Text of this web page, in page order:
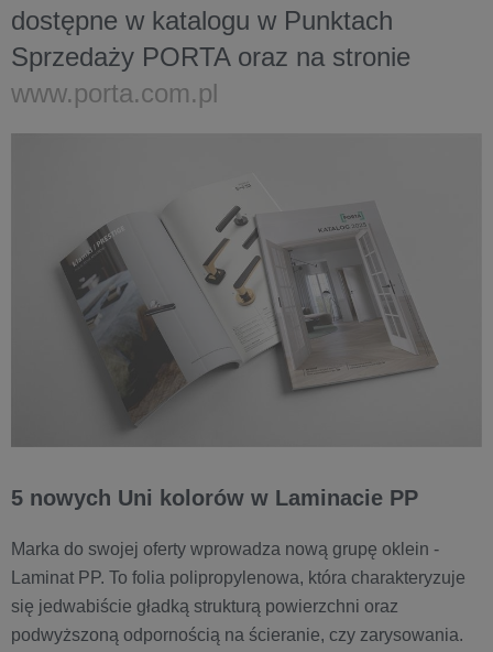
dostępne w katalogu w Punktach
Sprzedaży PORTA oraz na stronie
www.porta.com.pl
5 nowych Uni kolorów w Laminacie PP
Marka do swojej oferty wprowadza nową grupę oklein -
Laminat PP. To folia polipropylenowa, która charakteryzuje
się jedwabiście gładką strukturą powierzchni oraz
podwyższoną odpornością na ścieranie, czy zarysowania.